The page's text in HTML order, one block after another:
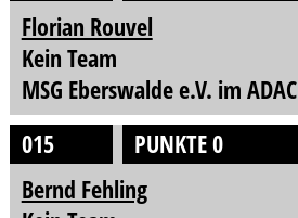
Florian Rouvel
Kein Team
MSG Eberswalde e.V. im ADAC
015
PUNKTE 0
Bernd Fehling